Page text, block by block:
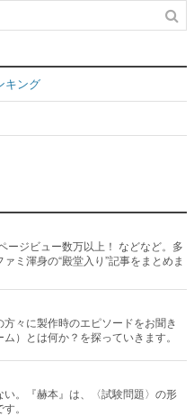
キング
ージビュー数万以上！ などなど。多
ミ渾身の“殿堂入り”記事をまとめま
々に製作時のエピソードをお聞き
）とは何か？を探っていきます。
い。『赫本』は、〈試験問題〉の形
。